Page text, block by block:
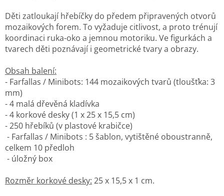
Děti zatloukají hřebíčky do předem připravených otvorů
mozaikových forem. To vyžaduje citlivost, a proto trénují
koordinaci ruka-oko a jemnou motoriku. Ve figurkách a
tvarech děti poznávají i geometrické tvary a obrazy.
Obsah balení:
- Farfallas / Minibots: 144 mozaikových tvarů (tloušťka: 3
mm)
- 4 malá dřevěná kladívka
- 4 korkové desky (1 x 25 x 15,5 cm)
- 250 hřebíků (v plastové krabičce)
- Farfallas / Minibots : 5 šablon, vytištěné oboustranně,
celkem 10 předloh
- úložný box
Rozměr korkové desky: 25 x 15,5 x 1 cm.